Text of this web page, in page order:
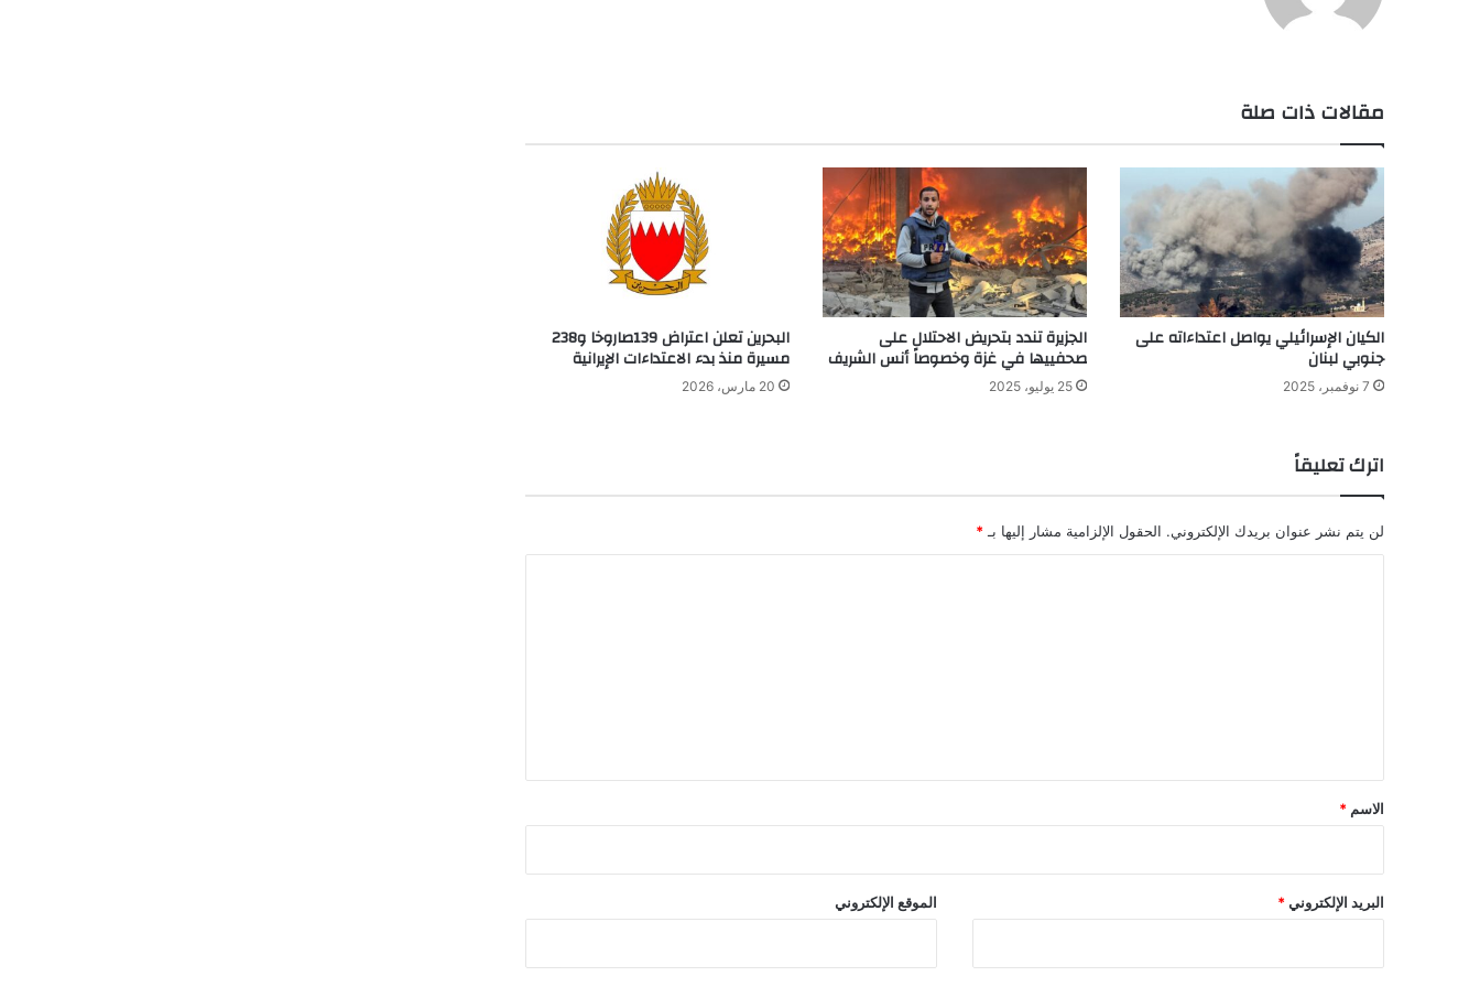
مقالات ذات صلة
الكيان الإسرائيلي يواصل اعتداءاته على
جنوبي لبنان
7 نوفمبر، 2025
الجزيرة تندد بتحريض الاحتلال على
صحفييها في غزة وخصوصاً أنس الشريف
25 يوليو، 2025
البحرين تعلن اعتراض 139صاروخا و238
مسيرة منذ بدء الاعتداءات الإيرانية
20 مارس، 2026
اترك تعليقاً
لن يتم نشر عنوان بريدك الإلكتروني. الحقول الإلزامية مشار إليها بـ *
*
الاسم *
البريد الإلكتروني * الموقع الإلكتروني